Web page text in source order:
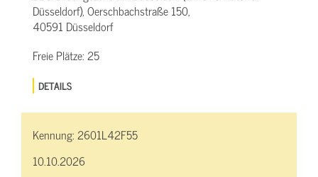
Düsseldorf), Oerschbachstraße 150,
40591 Düsseldorf
Freie Plätze:25
DETAILS
Kennung:2601L42F55
10.10.2026